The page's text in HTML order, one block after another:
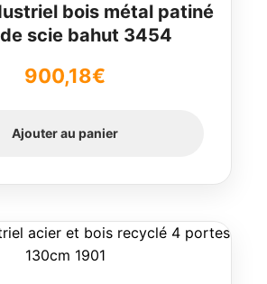
bois métal patiné
scie bahut 3454
900,18€
Ajouter au panier